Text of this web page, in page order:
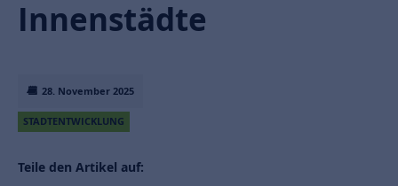
28. November 2025
STADTENTWICKLUNG
Teile den Artikel auf:
Innenstädte